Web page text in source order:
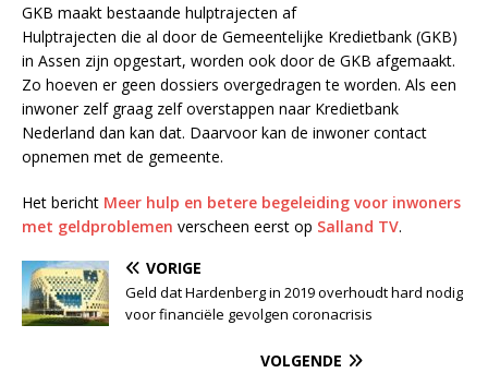
GKB maakt bestaande hulptrajecten af
Hulptrajecten die al door de Gemeentelijke Kredietbank (GKB)
in Assen zijn opgestart, worden ook door de GKB afgemaakt.
Zo hoeven er geen dossiers overgedragen te worden. Als een
inwoner zelf graag zelf overstappen naar Kredietbank
Nederland dan kan dat. Daarvoor kan de inwoner contact
opnemen met de gemeente.
Het bericht Meer hulp en betere begeleiding voor inwoners
met geldproblemen verscheen eerst op Salland TV.
VORIGE
Geld dat Hardenberg in 2019 overhoudt hard nodig
voor financiële gevolgen coronacrisis
VOLGENDE